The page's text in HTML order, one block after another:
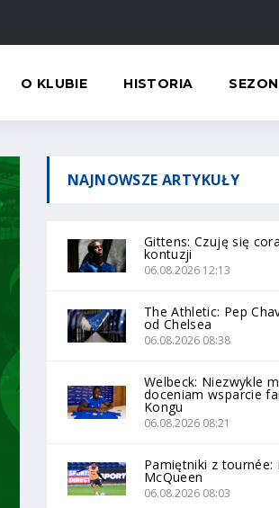
O KLUBIE HISTORIA SEZON
NAJNOWSZEARTYKUŁY
Gittens: Czuję się
kontuzji
06.08.2026 12:13
The Athletic: Pep
od Chelsea
06.08.2026 08:38
Welbeck: Niezwykle
doceniam wsparcie
Kongu
06.08.2026 08:21
Pamiętniki z tournée:
McQueen
06.08.2026 08:03